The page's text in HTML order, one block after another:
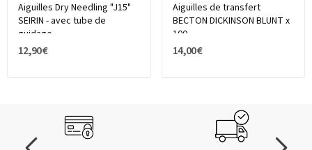
Aiguilles Dry Needling "J15"
SEIRIN - avec tube de
guidage
12,90 €
Aiguilles de transfert
BECTON DICKINSON BLUNT x
100
14,00 €